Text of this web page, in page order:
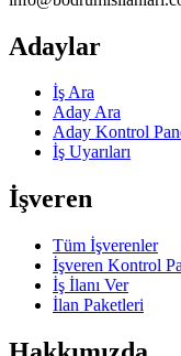
Adaylar
İş Ara
Aday Ara
Aday Kontrol
İş Uyarıları
İşveren
Tüm İşverenler
İşveren Kontrol
İş İlanı Ver
İlan Paketleri